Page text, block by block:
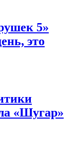
5»
это
«Шугар»